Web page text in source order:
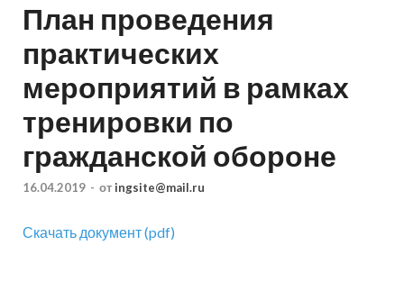
План проведения
практических
мероприятий в рамках
тренировки по
гражданской обороне
16.04.2019 - от ingsite@mail.ru
Скачать документ (pdf)